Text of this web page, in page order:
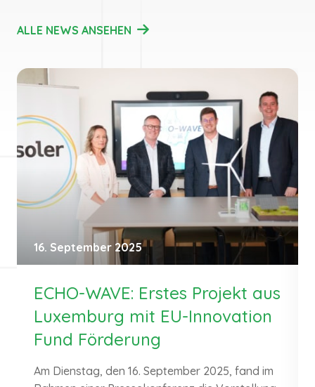
ALLE NEWS ANSEHEN
16. September 2025
ECHO-WAVE: Erstes Projekt aus
Luxemburg mit EU-Innovation
Fund Förderung
Am Dienstag, den 16. September 2025, fand im